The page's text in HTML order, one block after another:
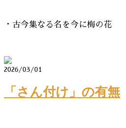
・古今集なる名を今に梅の
2026/03/01
「さん付け」の有無